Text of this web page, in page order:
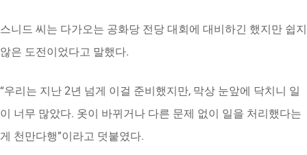
스니드 씨는 다가오는 공화당 전당 대회에 대비하긴 했지만 쉽지
않은 도전이었다고 말했다.
“우리는 지난 2년 넘게 이걸 준비했지만, 막상 눈앞에 닥치니 일
이 너무 많았다. 옷이 바뀌거나 다른 문제 없이 일을 처리했다는
게 천만다행”이라고 덧붙였다.